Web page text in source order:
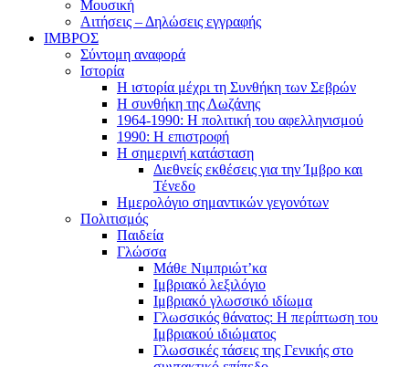
Μουσική
Αιτήσεις – Δηλώσεις εγγραφής
ΙΜΒΡΟΣ
Σύντομη αναφορά
Ιστορία
Η ιστορία μέχρι τη Συνθήκη των Σεβρών
Η συνθήκη της Λωζάνης
1964-1990: Η πολιτική του αφελληνισμού
1990: Η επιστροφή
Η σημερινή κατάσταση
Διεθνείς εκθέσεις για την Ίμβρο και
Τένεδο
Ημερολόγιο σημαντικών γεγονότων
Πολιτισμός
Παιδεία
Γλώσσα
Μάθε Νιμπριώτ’κα
Ιμβριακό λεξιλόγιο
Ιμβριακό γλωσσικό ιδίωμα
Γλωσσικός θάνατος: Η περίπτωση του
Ιμβριακού ιδιώματος
Γλωσσικές τάσεις της Γενικής στο